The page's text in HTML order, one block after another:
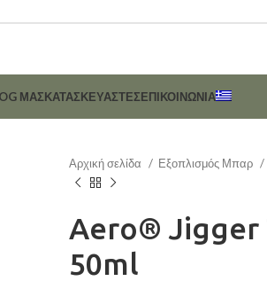
ΜΑΣΚΑΤΑΣΚΕΥΑΣΤΈΣΕΠΙΚΟΙΝΩΝΊΑ
Αρχική σελίδα Εξοπλισμός Μπαρ
Aero® Jigger
50ml